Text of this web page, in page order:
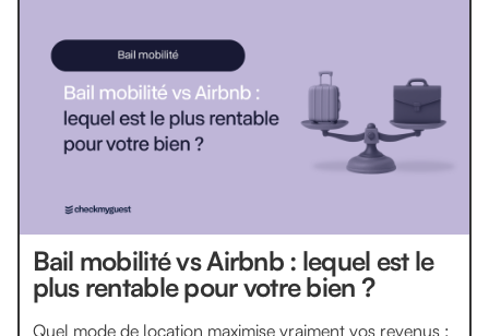
Bail mobilité vs Airbnb : lequel est le
plus rentable pour votre bien ?
Quel mode de location maximise vraiment vos revenus :